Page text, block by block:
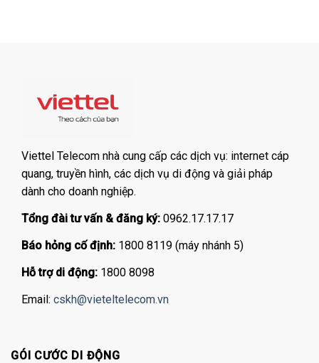
Viettel Telecom nhà cung cấp các dịch vụ: internet cáp
quang, truyền hình, các dịch vụ di động và giải pháp
dành cho doanh nghiệp.
Tổng đài tư vấn & đăng ký: 0962.17.17.17
Báo hỏng cố định: 1800 8119 (máy nhánh 5)
Hỗ trợ di động: 1800 8098
Email: cskh@vieteltelecom.vn
GÓI CƯỚC DI ĐỘNG